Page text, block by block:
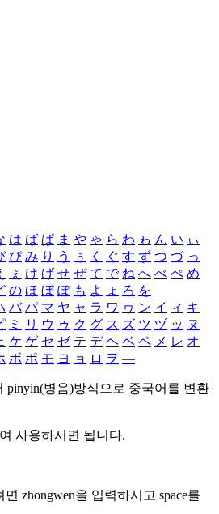
は ば ぱ ま や ゃ ら わ ゎ ん い ぃ
ぴ み り う ぅ く ぐ す ず つ づ っ
ぇ け げ せ ぜ て で ね へ べ ぺ め
の ほ ぼ ぽ も よ ょ ろ を
バ パ マ ヤ ャ ラ ワ ヮ ン イ ィ キ
ミ リ ウ ゥ ク グ ス ズ ツ ヅ ッ ヌ
ケ ゲ セ ゼ テ デ ヘ ベ ペ メ レ オ
ボ ポ モ ヨ ョ ロ ヲ ―
pinyin(병음)방식으로 중국어를 변환
사용하시면 됩니다.
면 zhongwen을 입력하시고 space를